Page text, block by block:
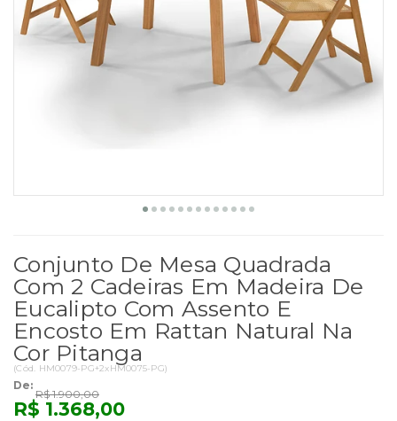
Conjunto De Mesa Quadrada
Com 2 Cadeiras Em Madeira De
Eucalipto Com Assento E
Encosto Em Rattan Natural Na
Cor Pitanga
(Cód. HM0079-PG+2xHM0075-PG)
De:
R$ 1.900,00
R$ 1.368,00